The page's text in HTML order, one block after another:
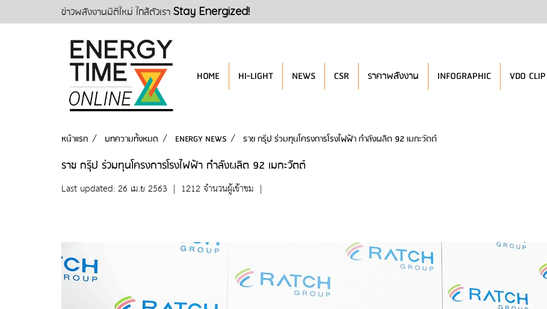
ข่าวพลังงานมิติใหม่ ใกล้ตัวเรา Stay Energized!
HOME HI-LIGHT NEWS CSR ราคาพลังงาน INFOGRAPHIC VDO CLIP
หน้าแรก บทความทั้งหมด ENERGY NEWS ราช กรุ๊ป ร่วมทุนโครงการโรงไฟฟ้า กำลังผลิต 92 เมกะวัตต์
ราช กรุ๊ป ร่วมทุนโครงการโรงไฟฟ้า กำลังผลิต 92 เมกะวัตต์
Last updated: 26 เม.ย 2563 | 1212 จำนวนผู้เข้าชม |